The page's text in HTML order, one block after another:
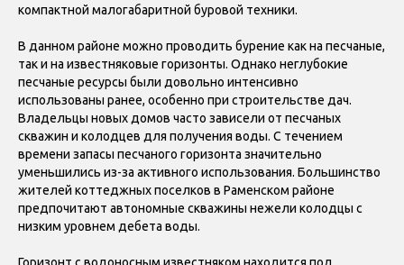
компактной малогабаритной буровой техники.
В данном районе можно проводить бурение как на песчаные,
так и на известняковые горизонты. Однако неглубокие
песчаные ресурсы были довольно интенсивно
использованы ранее, особенно при строительстве дач.
Владельцы новых домов часто зависели от песчаных
скважин и колодцев для получения воды. С течением
времени запасы песчаного горизонта значительно
уменьшились из-за активного использования. Большинство
жителей коттеджных поселков в Раменском районе
предпочитают автономные скважины нежели колодцы с
низким уровнем дебета воды.